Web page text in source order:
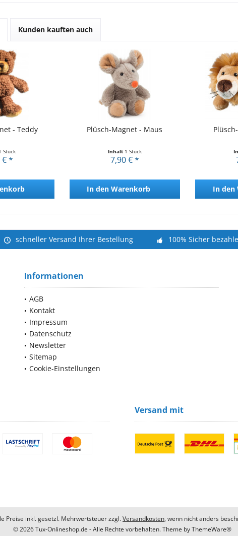
Kunden kauften auch
- Teddy
Stück
€ *
Plüsch-Magnet - Maus
Inhalt 1 Stück
7,90 € *
In den Warenkorb In den
schneller Versand Ihrer Bestellung 100% Sicher
Informationen
AGB
Kontakt
Impressum
Datenschutz
Newsletter
Sitemap
Cookie-Einstellungen
Versand mit
Preise inkl. gesetzl. Mehrwertsteuer zzgl.Versandkosten, wenn nicht anders
© 2026 Tux-Onlineshop.de - Alle Rechte vorbehalten. Theme byThemeWare®